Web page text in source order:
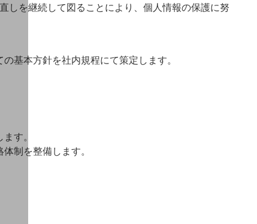
しを継続して図ることにより、個人情報の保護に努
基本方針を社内規程にて策定します。
す。
制を整備します。